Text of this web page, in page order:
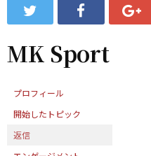
ッ
プ
フ
ォ
ム
MK Sport
プロフィール
開始したトピック
返信